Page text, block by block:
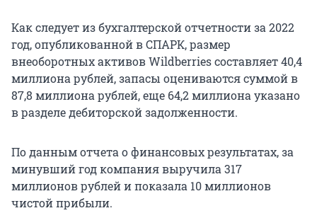
Как следует из бухгалтерской отчетности за 2022
год, опубликованной в СПАРК, размер
внеоборотных активов Wildberries составляет 40,4
миллиона рублей, запасы оцениваются суммой в
87,8 миллиона рублей, еще 64,2 миллиона указано
в разделе дебиторской задолженности.
По данным отчета о финансовых результатах, за
минувший год компания выручила 317
миллионов рублей и показала 10 миллионов
чистой прибыли.